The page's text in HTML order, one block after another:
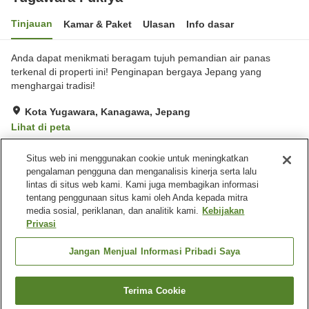
Tinjauan Kamar & Paket Ulasan Info dasar
Anda dapat menikmati beragam tujuh pemandian air panas
terkenal di properti ini! Penginapan bergaya Jepang yang
menghargai tradisi!
Kota Yugawara, Kanagawa, Jepang
Lihat di peta
Fasilitas properti
Pemandian dengan
bebatuan alami
Makan pribadi
Aula perjamuan
Pemandian udara terbuka
(air panas)
Cari kamar
Situs web ini menggunakan cookie untuk meningkatkan
pengalaman pengguna dan menganalisis kinerja serta lalu
lintas di situs web kami. Kami juga membagikan informasi
tentang penggunaan situs kami oleh Anda kepada mitra
media sosial, periklanan, dan analitik kami. Kebijakan
Privasi
Jangan Menjual Informasi Pribadi Saya
Terima Cookie